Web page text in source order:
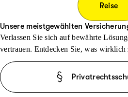
Reise
Unsere meistgewählten
Verlassen Sie sich auf bewährte
vertrauen. Entdecken Sie, was wirklich